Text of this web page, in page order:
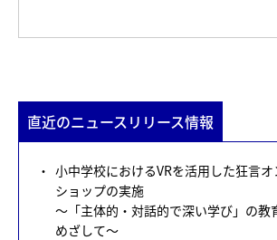
直近のニュースリリース情報
小中学校におけるVRを活用した狂言
ショップの実施
～「主体的・対話的で深い学び」の教
めざして～